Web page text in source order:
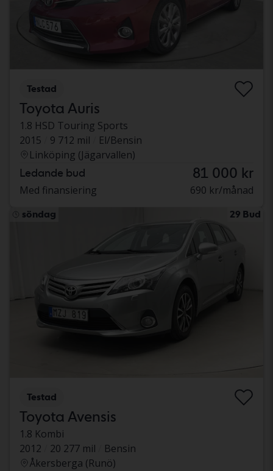
Testad
Toyota Auris
1.8 HSD Touring Sports
2015
9 712 mil
El/Bensin
Linköping (Jägarvallen)
Ledande bud 81 000 kr
Med finansiering 690 kr/månad
söndag 29 Bud
Testad
Toyota Avensis
1.8 Kombi
2012
20 277 mil
Bensin
Åkersberga (Runö)